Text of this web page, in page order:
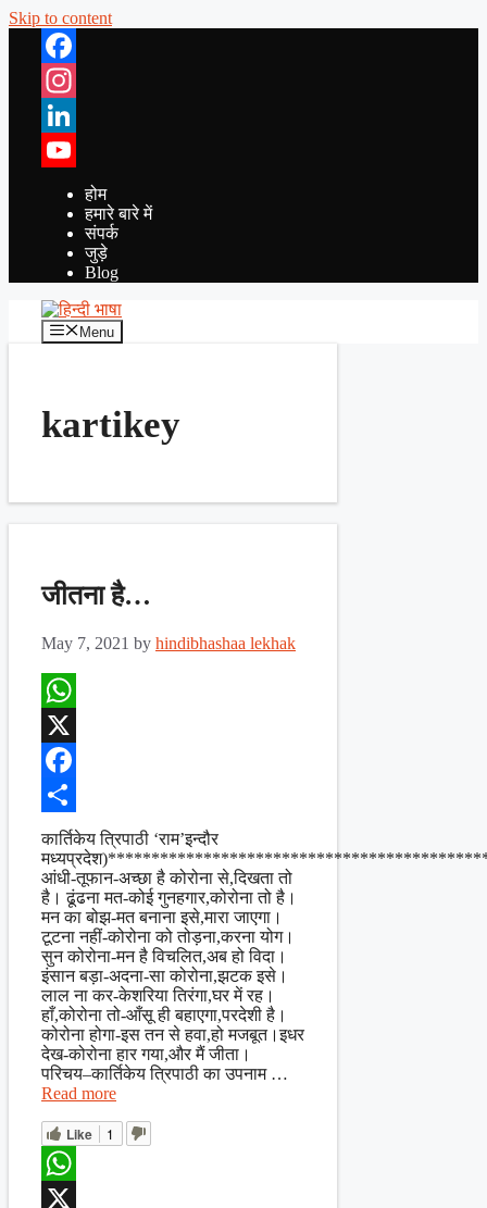
Skip to content
Facebook
Instagram
LinkedIn
YouTube
होम
हमारे बारे में
संपर्क
जुड़े
Blog
Menu
kartikey
जीतना है…
May 7, 2021 by hindibhashaa lekhak
WhatsApp
X
Facebook
Share
कार्तिकेय त्रिपाठी ‘राम’इन्दौर
आंधी-तूफान-अच्छा है कोरोना से,दिखता तो
है। ढूंढना मत-कोई गुनहगार,कोरोना तो है।
मन का बोझ-मत बनाना इसे,मारा जाएगा।
टूटना नहीं-कोरोना को तोड़ना,करना योग।
सुन कोरोना-मन है विचलित,अब हो विदा।
इंसान बड़ा-अदना-सा कोरोना,झटक इसे।
लाल ना कर-केशरिया तिरंगा,घर में रह।
हाँ,कोरोना तो-आँसू ही बहाएगा,परदेशी है।
कोरोना होगा-इस तन से हवा,हो मजबूत।इधर
देख-कोरोना हार गया,और मैं जीता।
परिचय–कार्तिकेय त्रिपाठी का उपनाम …
Read more
Like 1
WhatsApp